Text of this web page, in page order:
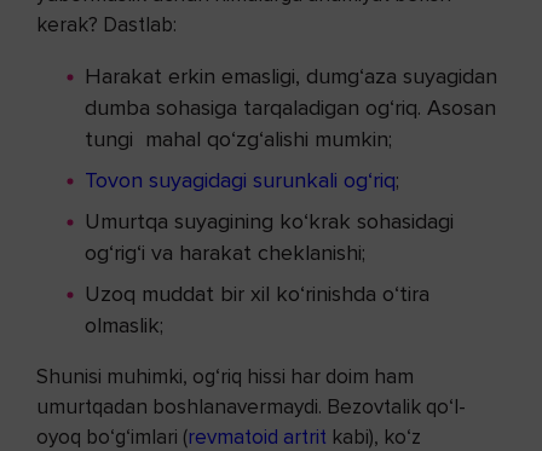
kerak? Dastlab:
Harakat erkin emasligi, dumg‘aza suyagidan
dumba sohasiga tarqaladigan og‘riq. Asosan
tungi mahal qo‘zg‘alishi mumkin;
Tovon suyagidagi surunkali og‘riq;
Umurtqa suyagining ko‘krak sohasidagi
og‘rig‘i va harakat cheklanishi;
Uzoq muddat bir xil ko‘rinishda o‘tira
olmaslik;
Shunisi muhimki, og‘riq hissi har doim ham
umurtqadan boshlanavermaydi. Bezovtalik qo‘l-
oyoq bo‘g‘imlari (revmatoid artrit kabi), ko‘z